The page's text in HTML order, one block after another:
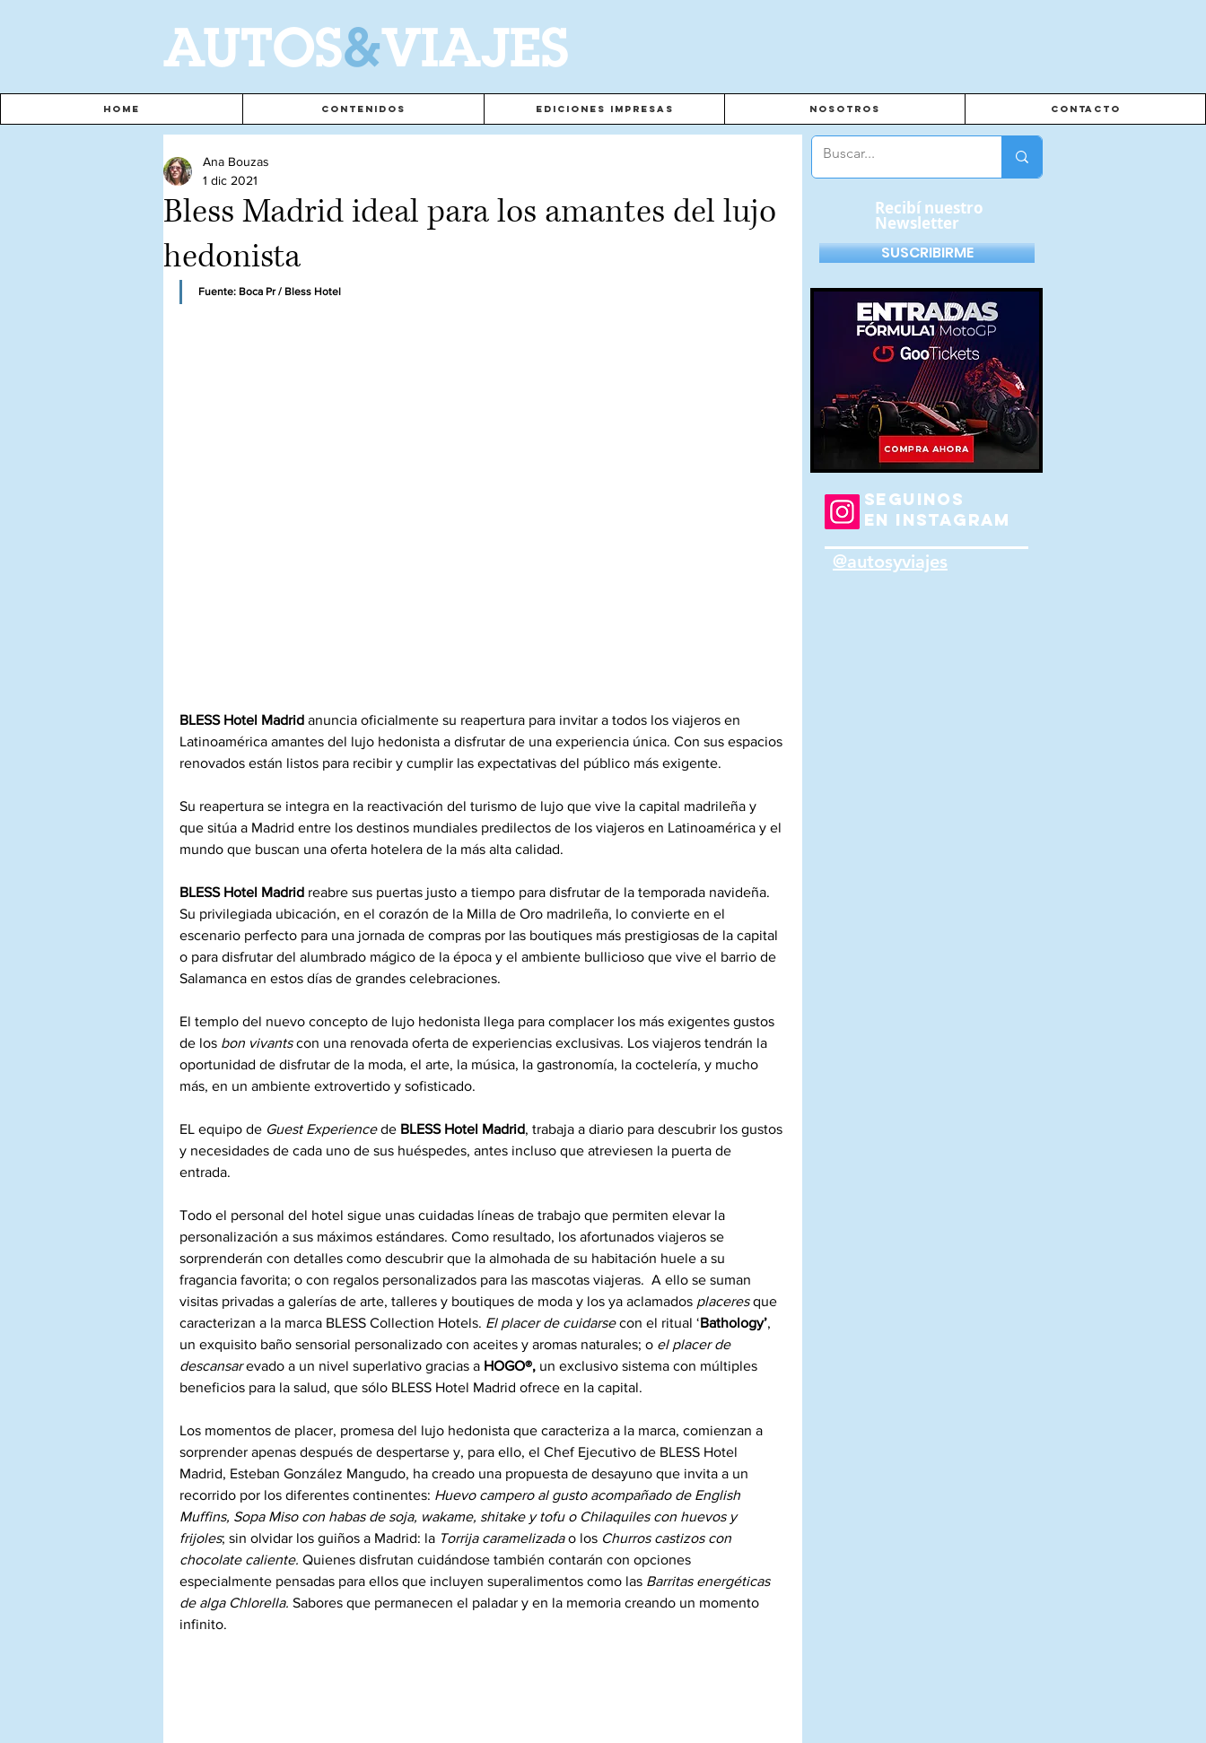
AUTOS&VIAJES
Home Contenidos Ediciones Impresas Nosotros Contacto
Bless Madrid ideal para los amantes del lujo
hedonista
Ana Bouzas
1 dic 2021
Fuente: Boca Pr / Bless Hotel
BLESS Hotel Madrid anuncia oficialmente su reapertura para invitar a todos los viajeros en
Latinoamérica amantes del lujo hedonista a disfrutar de una experiencia única. Con sus espacios
renovados están listos para recibir y cumplir las expectativas del público más exigente.
Su reapertura se integra en la reactivación del turismo de lujo que vive la capital madrileña y
que sitúa a Madrid entre los destinos mundiales predilectos de los viajeros en Latinoamérica y el
mundo que buscan una oferta hotelera de la más alta calidad.
BLESS Hotel Madrid reabre sus puertas justo a tiempo para disfrutar de la temporada navideña.
Su privilegiada ubicación, en el corazón de la Milla de Oro madrileña, lo convierte en el
escenario perfecto para una jornada de compras por las boutiques más prestigiosas de la capital
o para disfrutar del alumbrado mágico de la época y el ambiente bullicioso que vive el barrio de
Salamanca en estos días de grandes celebraciones.
El templo del nuevo concepto de lujo hedonista llega para complacer los más exigentes gustos
de los bon vivants con una renovada oferta de experiencias exclusivas. Los viajeros tendrán la
oportunidad de disfrutar de la moda, el arte, la música, la gastronomía, la coctelería, y mucho
más, en un ambiente extrovertido y sofisticado.
EL equipo de Guest Experience de BLESS Hotel Madrid, trabaja a diario para descubrir los gustos
y necesidades de cada uno de sus huéspedes, antes incluso que atreviesen la puerta de
entrada.
Todo el personal del hotel sigue unas cuidadas líneas de trabajo que permiten elevar la
personalización a sus máximos estándares. Como resultado, los afortunados viajeros se
sorprenderán con detalles como descubrir que la almohada de su habitación huele a su
fragancia favorita; o con regalos personalizados para las mascotas viajeras.  A ello se suman
visitas privadas a galerías de arte, talleres y boutiques de moda y los ya aclamados placeres que
caracterizan a la marca BLESS Collection Hotels. El placer de cuidarse con el ritual ‘Bathology’,
un exquisito baño sensorial personalizado con aceites y aromas naturales; o el placer de
descansar evado a un nivel superlativo gracias a HOGO®, un exclusivo sistema con múltiples
beneficios para la salud, que sólo BLESS Hotel Madrid ofrece en la capital.
Los momentos de placer, promesa del lujo hedonista que caracteriza a la marca, comienzan a
sorprender apenas después de despertarse y, para ello, el Chef Ejecutivo de BLESS Hotel
Madrid, Esteban González Mangudo, ha creado una propuesta de desayuno que invita a un
recorrido por los diferentes continentes: Huevo campero al gusto acompañado de English
Muffins, Sopa Miso con habas de soja, wakame, shitake y tofu o Chilaquiles con huevos y
frijoles; sin olvidar los guiños a Madrid: la Torrija caramelizada o los Churros castizos con
chocolate caliente. Quienes disfrutan cuidándose también contarán con opciones
especialmente pensadas para ellos que incluyen superalimentos como las Barritas energéticas
de alga Chlorella. Sabores que permanecen el paladar y en la memoria creando un momento
infinito.
SEGUINOS
EN INSTAGRAM
@autosyviajes
Recibí nuestro
Newsletter
SUSCRIBIRME